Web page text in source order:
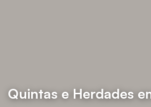
Quintas e Herdades